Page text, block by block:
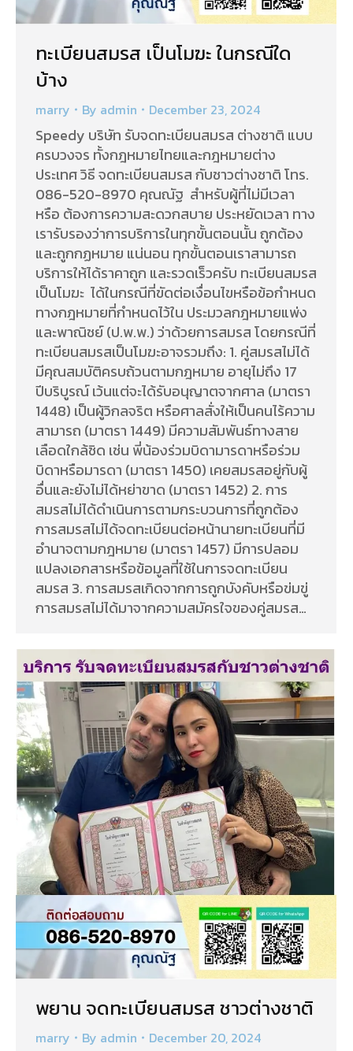
ทะเบียนสมรส เป็นโมฆะ ในกรณีใด
บ้าง
marry By admin December 23, 2024
Speedy บริษัท รับจดทะเบียนสมรส ต่างชาติ แบบ
ครบวงจร ทั้งกฎหมายไทยและกฎหมายต่าง
ประเทศ วิธี จดทะเบียนสมรส กับชาวต่างชาติ โทร.
086-520-8970 คุณณัฐ สำหรับผู้ที่ไม่มีเวลา
หรือ ต้องการความสะดวกสบาย ประหยัดเวลา ทาง
เรารับรองว่าการบริการในทุกขั้นตอนนั้น ถูกต้อง
และถูกกฏหมาย แน่นอน ทุกขั้นตอนเราสามารถ
บริการให้ได้ราคาถูก และรวดเร็วครับ ทะเบียนสมรส
เป็นโมฆะ ได้ในกรณีที่ขัดต่อเงื่อนไขหรือข้อกำหนด
ทางกฎหมายที่กำหนดไว้ใน ประมวลกฎหมายแพ่ง
และพาณิชย์ (ป.พ.พ.) ว่าด้วยการสมรส โดยกรณีที่
ทะเบียนสมรสเป็นโมฆะอาจรวมถึง: 1. คู่สมรสไม่ได้
มีคุณสมบัติครบถ้วนตามกฎหมาย อายุไม่ถึง 17
ปีบริบูรณ์ เว้นแต่จะได้รับอนุญาตจากศาล (มาตรา
1448) เป็นผู้วิกลจริต หรือศาลสั่งให้เป็นคนไร้ความ
สามารถ (มาตรา 1449) มีความสัมพันธ์ทางสาย
เลือดใกล้ชิด เช่น พี่น้องร่วมบิดามารดาหรือร่วม
บิดาหรือมารดา (มาตรา 1450) เคยสมรสอยู่กับผู้
อื่นและยังไม่ได้หย่าขาด (มาตรา 1452) 2. การ
สมรสไม่ได้ดำเนินการตามกระบวนการที่ถูกต้อง
การสมรสไม่ได้จดทะเบียนต่อหน้านายทะเบียนที่มี
อำนาจตามกฎหมาย (มาตรา 1457) มีการปลอม
แปลงเอกสารหรือข้อมูลที่ใช้ในการจดทะเบียน
สมรส 3. การสมรสเกิดจากการถูกบังคับหรือข่มขู่
การสมรสไม่ได้มาจากความสมัครใจของคู่สมรส…
พยาน จดทะเบียนสมรส ชาวต่างชาติ
marry By admin December 20, 2024